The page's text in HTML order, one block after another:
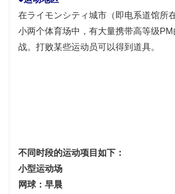
在ライモンシティ城市（即电系道馆所
小两个体育场中，有大量携带高等级
战。打败某些运动员可以得到 道具。
不同时段的运动项目如下：
小型运动场
网球：早晨